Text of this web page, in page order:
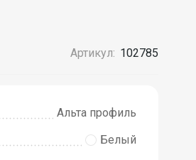
Артикул: 102785
Альта профиль
Белый